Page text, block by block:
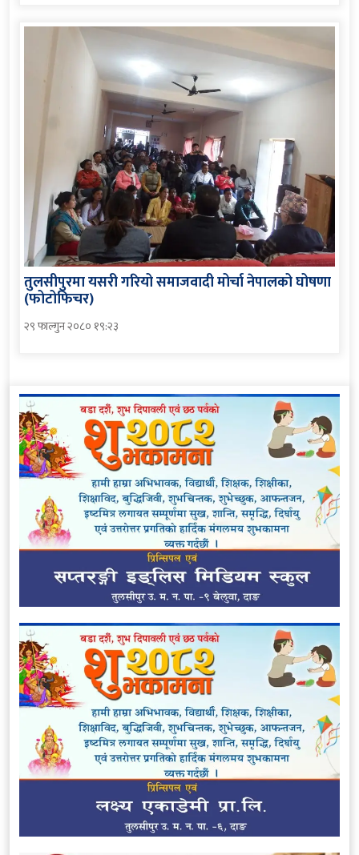
तुलसीपुरमा यसरी गरियो समाजवादी मोर्चा नेपालको घोषणा
(फोटोफिचर)
२९ फाल्गुन २०८० १९:२३